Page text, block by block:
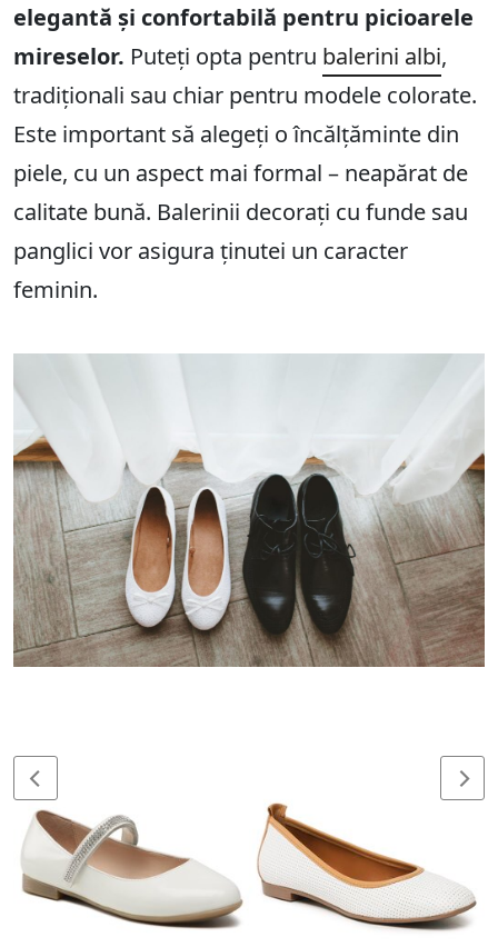
elegantă și confortabilă pentru picioarele
mireselor. Puteți opta pentru balerini albi,
tradiționali sau chiar pentru modele colorate.
Este important să alegeți o încălțăminte din
piele, cu un aspect mai formal – neapărat de
calitate bună. Balerinii decorați cu funde sau
panglici vor asigura ținutei un caracter
feminin.